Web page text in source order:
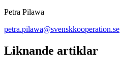
Petra Pilawa
petra.pilawa@svenskkooperation.se
Liknande artiklar